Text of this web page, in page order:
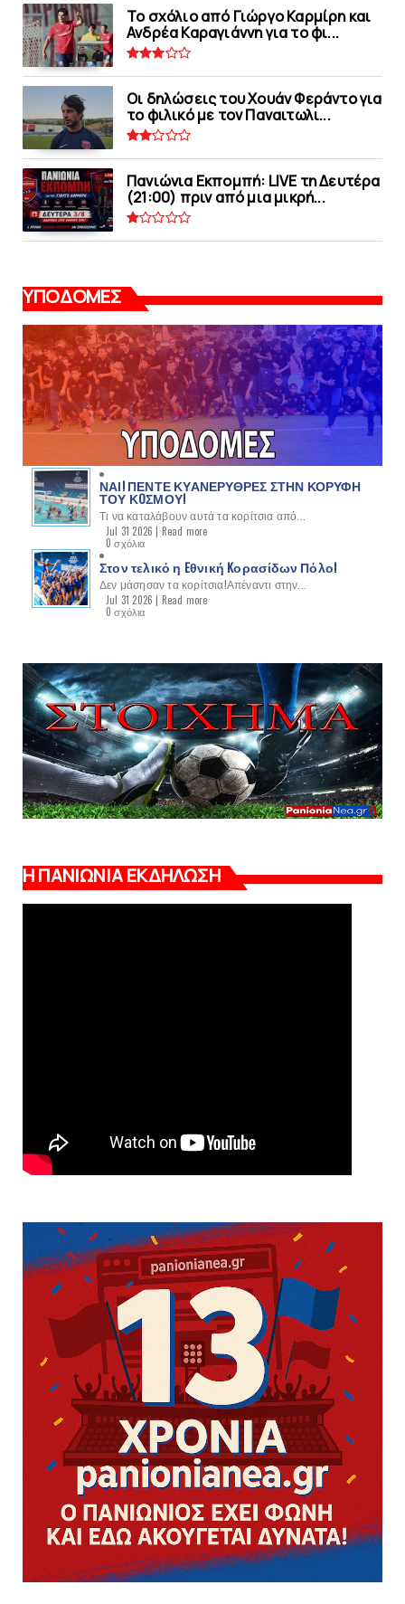
Το σχόλιο από Γιώργο Καρμίρη και
Ανδρέα Καραγιάννη για το φι...
Οι δηλώσεις του Χουάν Φεράντο για
το φιλικό με τoν Παναιτωλι...
Πανιώνια Εκπομπή: LIVE τη Δευτέρα
(21:00) πριν από μια μικρή...
ΥΠΟΔΟΜΕΣ
ΝΑΙ! ΠΕΝΤΕ ΚΥΑΝΕΡΥΘΡΕΣ ΣΤΗΝ ΚΟΡΥΦΗ
ΤΟΥ ΚOΣΜΟΥ!
Τι να καταλάβουν αυτά τα κορίτσια από...
Jul 31 2026 | Read more
0 σχόλια
Στον τελικό η Eθνική Kορασίδων Πόλο!
Δεν μάσησαν τα κορίτσια!Απέναντι στην...
Jul 31 2026 | Read more
0 σχόλια
Η ΠΑΝΙΩΝΙΑ ΕΚΔΗΛΩΣΗ